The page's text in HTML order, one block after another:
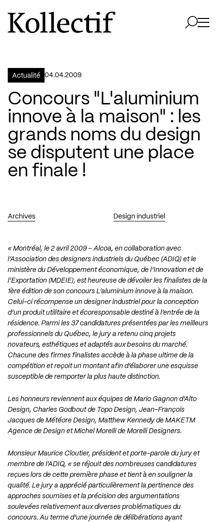
Aller à la page d'accueil
Logo Kollectif
Actualité 04.04.2009
Concours "L'aluminium
innove à la maison" : les
grands noms du design
se disputent une place
en finale !
Archives Design industriel
« Montréal, le 2 avril 2009 – Alcoa, en collaboration avec
l’Association des designers industriels du Québec (ADIQ) et le
ministère du Développement économique, de l’Innovation et de
l’Exportation (MDEIE), est heureuse de dévoiler les finalistes de la
1ère édition de son concours L’aluminium innove à la maison.
Celui-ci récompense un designer industriel pour la conception
d’un produit utilitaire et écoresponsable destiné à l’entrée de la
résidence. Parmi les 37 candidatures présentées par les meilleurs
professionnels du Québec, le jury a retenu cinq projets
novateurs, esthétiques et adaptés aux besoins du marché.
Chacune des firmes finalistes accède à la phase ultime de la
compétition et reçoit un montant afin d’élaborer une esquisse
susceptible de remporter la plus haute distinction.
Les honneurs reviennent aux équipes de Mario Gagnon d’Alto
Design, Charles Godbout de Topo Design, Jean-François
Jacques de Météore Design, Matthew Kennedy de MAKETM
Agence de Design et Michel Morelli de Morelli Designers.
Monsieur Maurice Cloutier, président et porte-parole du jury et
membre de l’ADIQ, « se réjouit des nombreuses candidatures
reçues lors de cette première phase et tient à en souligner la
qualité. Le jury a apprécié particulièrement la pertinence des
approches soumises et la précision des argumentations
soulevées relativement aux diverses problématiques du
concours. Au terme d’une journée de délibérations ayant